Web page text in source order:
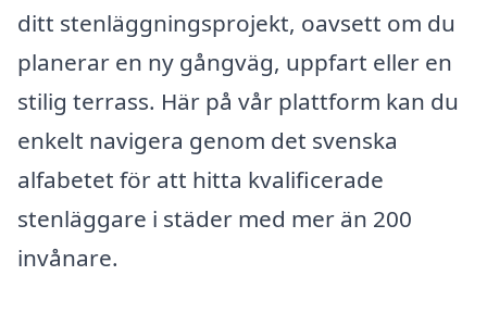
ditt stenläggningsprojekt, oavsett om du
planerar en ny gångväg, uppfart eller en
stilig terrass. Här på vår plattform kan du
enkelt navigera genom det svenska
alfabetet för att hitta kvalificerade
stenläggare i städer med mer än 200
invånare.